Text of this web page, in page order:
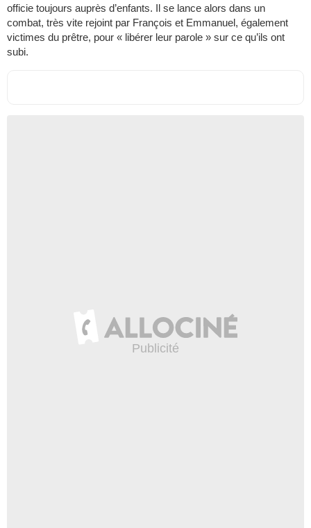
officie toujours auprès d’enfants. Il se lance alors dans un
combat, très vite rejoint par François et Emmanuel, également
victimes du prêtre, pour « libérer leur parole » sur ce qu’ils ont
subi.